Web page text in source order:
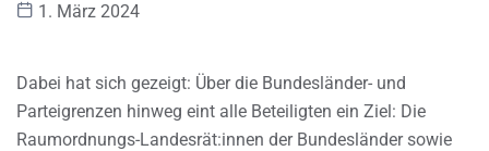
1. März 2024
Dabei hat sich gezeigt: Über die Bundesländer- und
Parteigrenzen hinweg eint alle Beteiligten ein Ziel: Die
Raumordnungs-Landesrät:innen der Bundesländer sowie